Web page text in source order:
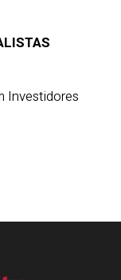
Investidores